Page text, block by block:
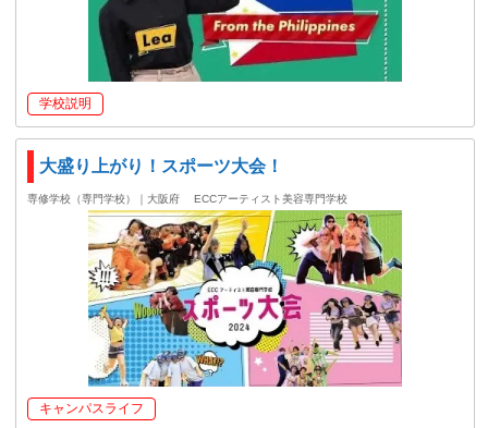
学校説明
大盛り上がり！スポーツ大会！
専修学校（専門学校）｜大阪府 ECCアーティスト美容専門学校
キャンパスライフ